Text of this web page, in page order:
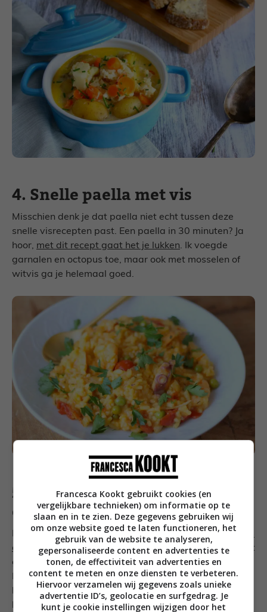
4. Snelle paella met vis
Misschien denk je dat paella niet echt tussen deze
snelle visrecepten past. Een paella in 30 minuten? Ja
hoor, met dit recept gaat het je lukken. Ik voegde
garnalen en octopus toe, maar ook met mosselen of
witvis ga je helemaal goed.
5. Zalm met spinazie, zeekraal
en saffraansaus
De laatste van mijn snelle visrecepten alweer endat is
deze zalm die op de huid is gebakkenen daarna wordt
geserveerd met spinazie, zeekraal en saffraansaus.
Houd de zalm goed in de gaten als je ‘m bakt en laat
het niet te ver doorgaren. Verse zalm mag na het
bakken nog mooi lichtroze en iets doorschijnend zijn
Francesca Kookt gebruikt cookies (en
vergelijkbare technieken) om informatie op te
slaan en in te zien. Deze gegevens gebruiken wij
om onze website goed te laten functioneren, het
gebruik van de website te analyseren,
gepersonaliseerde content en advertenties te
tonen, de effectiviteit van advertenties en
content te meten en onze diensten te verbeteren.
Hiervoor verzamelen wij gegevens zoals unieke
advertentie ID’s, geolocatie en surfgedrag. Je
kunt je cookie instellingen wijzigen door het